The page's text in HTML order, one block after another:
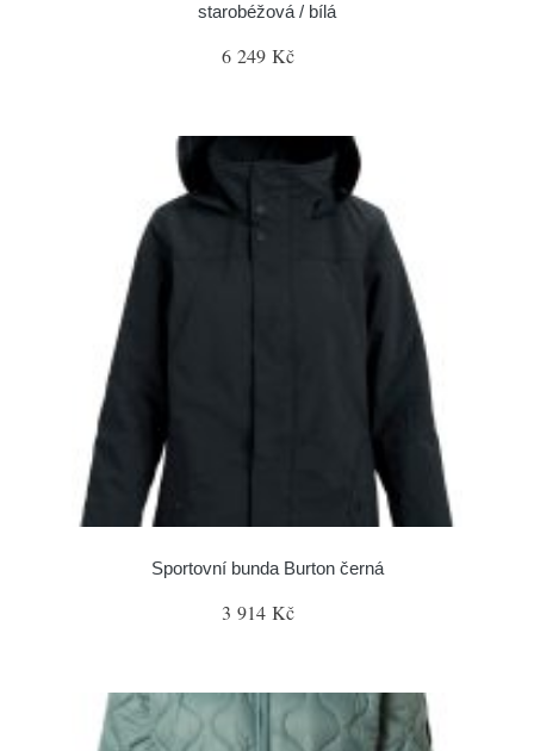
starobéžová / bílá
6 249 Kč
Sportovní bunda Burton černá
3 914 Kč